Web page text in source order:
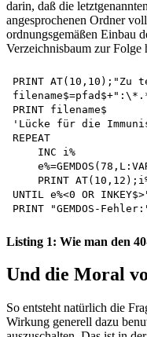
darin, daß die
angesprochenen Ordner
ordnungsgemäßen Einbau
Verzeichnisbaum zur Folge
PRINT AT(10,10);"Zu
PRINT filename$
'Lücke für die
REPEAT
    INC i%
PRINT
UNTIL e%<0 OR
Listing 1: Wie man den
Und die Moral
So entsteht natürlich die
Wirkung generell dazu